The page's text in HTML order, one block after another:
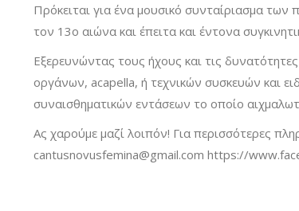
Πρόκειται για ένα μουσικό συνταίριασμα
τον 13ο αιώνα και έπειτα και έντονα
Eξερευνώντας τους ήχους και τις
οργάνων, acapella, ή τεχνικών συσκευών και
συναισθηματικών εντάσεων το οποίο
Ας χαρούμε μαζί λοιπόν! Για περισσότερες
cantusnovusfemina@gmail.com https://